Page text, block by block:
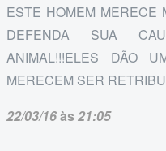
ESTE HOMEM MERECE
DEFENDA SUA
ANIMAL!!!ELES DÃO
MERECEM SER
22/03/16às21:05